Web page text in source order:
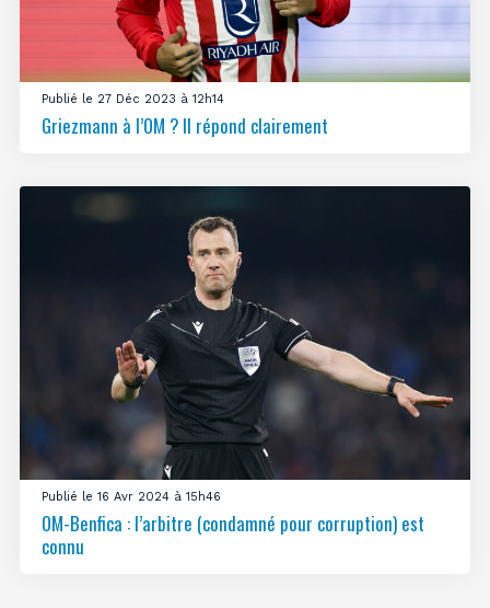
Publié le 27 Déc 2023 à 12h14
Griezmann à l’OM ? Il répond clairement
Publié le 16 Avr 2024 à 15h46
OM-Benfica : l’arbitre (condamné pour corruption) est
connu